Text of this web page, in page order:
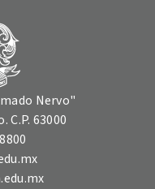
Nervo"
C.P. 63000